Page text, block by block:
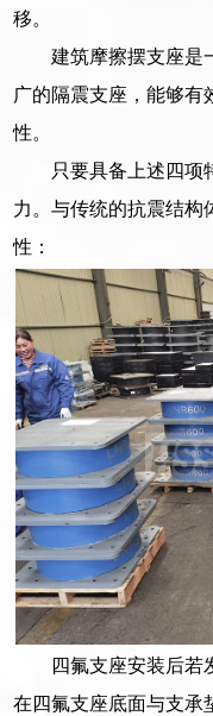
移。
建筑摩擦摆支座是
广的隔震支座，能够有
性。
只要具备上述四项
力。与传统的抗震结构
性：
四氟支座安装后若
在四氟支座底面与支承